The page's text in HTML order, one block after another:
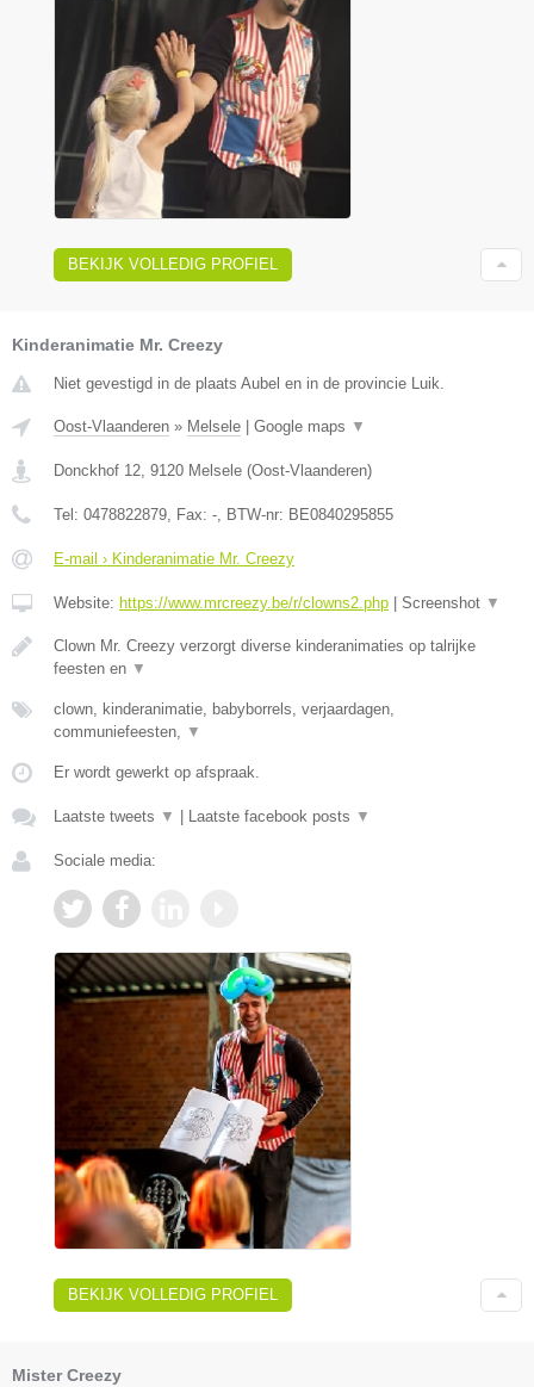
BEKIJK VOLLEDIG PROFIEL
Kinderanimatie Mr. Creezy
Niet gevestigd in de plaats Aubel en in de provincie Luik.
Oost-Vlaanderen » Melsele Google maps ▼
Donckhof 12, 9120 Melsele (Oost-Vlaanderen)
Tel: 0478822879, Fax: -, BTW-nr: BE0840295855
E-mail › Kinderanimatie Mr. Creezy
Website: https://www.mrcreezy.be/r/clowns2.php Screenshot ▼
Clown Mr. Creezy verzorgt diverse kinderanimaties op talrijke
feesten en ▼
clown, kinderanimatie, babyborrels, verjaardagen,
communiefeesten, ▼
Er wordt gewerkt op afspraak.
Laatste tweets ▼ Laatste facebook posts ▼
Sociale media:
BEKIJK VOLLEDIG PROFIEL
Mister Creezy